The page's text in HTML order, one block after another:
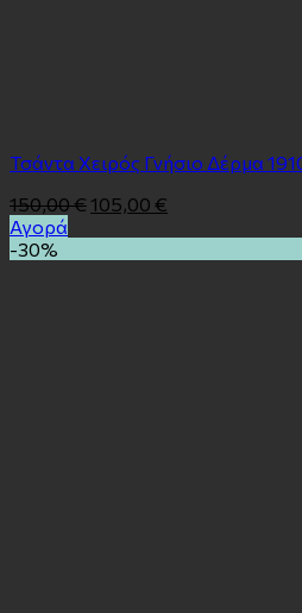
Τσάντα Χειρός Γνήσιο Δέρμα
150,00€ 105,00 €
Αγορά
-30%